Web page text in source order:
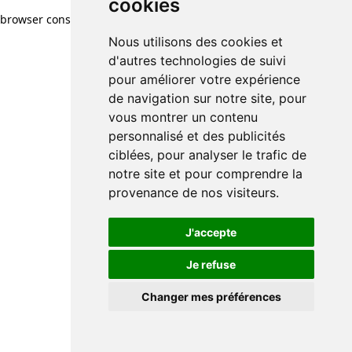
cookies
Nous utilisons des cookies et
d'autres technologies de suivi
pour améliorer votre expérience
de navigation sur notre site, pour
vous montrer un contenu
personnalisé et des publicités
ciblées, pour analyser le trafic de
notre site et pour comprendre la
provenance de nos visiteurs.
J'accepte
Je refuse
Changer mes préférences
browser console for more information)